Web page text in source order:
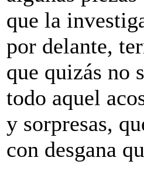
que la
por delante,
que quizás no
todo aquel
y sorpresas,
con desgana